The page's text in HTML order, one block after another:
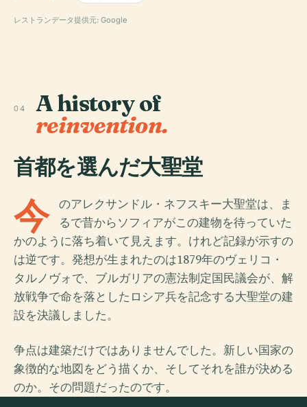
レストランデータ提供元: Google
04 A history of
reinvention.
首都を選んだ大聖堂
今 のアレクサンドル・ネフスキー大聖堂は、ま
るで昔からソフィアがこの建物を待っていた
かのように落ち着いて見えます。けれど記録が示すの
は逆です。発想が生まれたのは1879年のヴェリコ・
タルノヴォで、ブルガリアの憲法制定国民議会が、解
放戦争で命を落としたロシア兵を記念する大聖堂の建
設を決議しました。
争点は建築だけではありませんでした。新しい国家の
象徴的な地図をどう描くか、そしてそれを誰が決める
のか。その問題だったのです。